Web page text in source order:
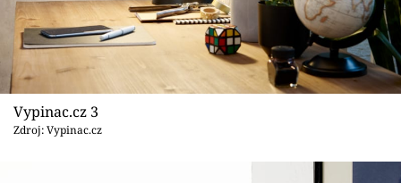
Vypinac.cz 3
Zdroj: Vypinac.cz